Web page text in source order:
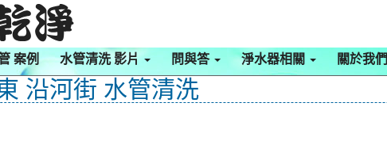
案例 水管清洗 影片 問與答 淨水器相關 關於我們
沿河街 水管清洗